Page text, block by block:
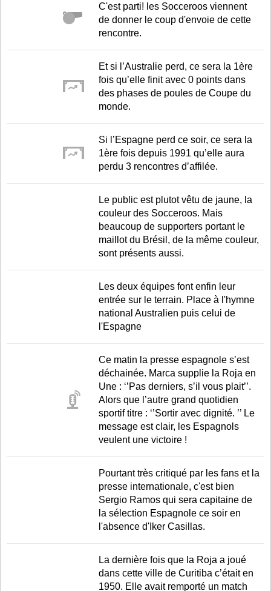
C'est parti! les Socceroos viennent
de donner le coup d'envoie de cette
rencontre.
Et si l’Australie perd, ce sera la 1ère
fois qu’elle finit avec 0 points dans
des phases de poules de Coupe du
monde.
Si l’Espagne perd ce soir, ce sera la
1ère fois depuis 1991 qu’elle aura
perdu 3 rencontres d’affilée.
Le public est plutot vêtu de jaune, la
couleur des Socceroos. Mais
beaucoup de supporters portant le
maillot du Brésil, de la même couleur,
sont présents aussi.
Les deux équipes font enfin leur
entrée sur le terrain. Place à l'hymne
national Australien puis celui de
l'Espagne
Ce matin la presse espagnole s’est
déchainée. Marca supplie la Roja en
Une : ‘’Pas derniers, s’il vous plait’’.
Alors que l’autre grand quotidien
sportif titre : ‘’Sortir avec dignité. ’’ Le
message est clair, les Espagnols
veulent une victoire !
Pourtant très critiqué par les fans et la
presse internationale, c'est bien
Sergio Ramos qui sera capitaine de
la sélection Espagnole ce soir en
l'absence d'Iker Casillas.
La dernière fois que la Roja a joué
dans cette ville de Curitiba c’était en
1950. Elle avait remporté un match